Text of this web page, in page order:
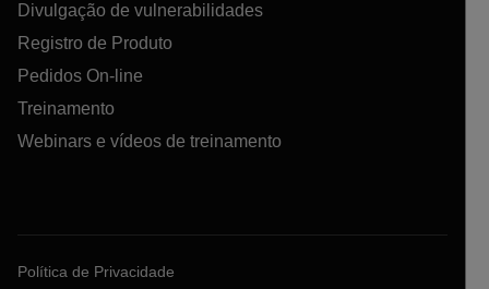
Divulgação de vulnerabilidades
Registro de Produto
Pedidos On-line
Treinamento
Webinars e vídeos de treinamento
Política de Privacidade